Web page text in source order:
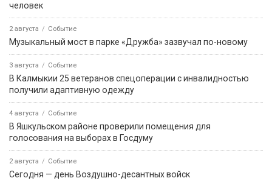
человек
2 августа Событие
Музыкальный мост в парке «Дружба» зазвучал по-новому
3 августа Событие
В Калмыкии 25 ветеранов спецоперации с инвалидностью
получили адаптивную одежду
4 августа Событие
В Яшкульском районе проверили помещения для
голосования на выборах в Госдуму
2 августа Событие
Сегодня — день Воздушно-десантных войск